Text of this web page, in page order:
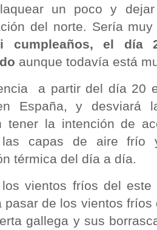
un poco y
del norte. Sería
cumpleaños, el día
aunque todavía está
a partir del día 20
España, y desviará
tener la intención de
las capas de aire frío
térmica del día a día.
vientos fríos del
pasar de los vientos
gallega y sus